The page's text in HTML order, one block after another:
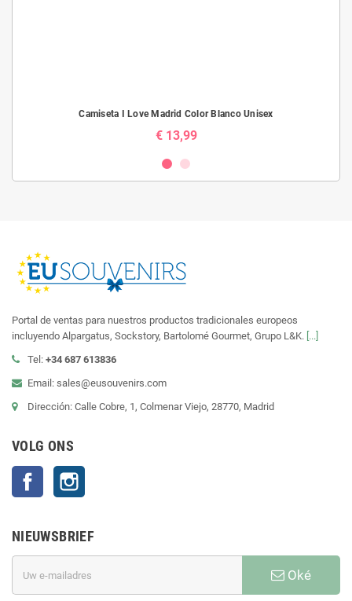
Camiseta I Love Madrid Color Blanco Unisex
€ 13,99
Portal de ventas para nuestros productos tradicionales europeos
incluyendo Alpargatus, Sockstory, Bartolomé Gourmet, Grupo L&K. [...]
Tel: +34 687 613836
Email: sales@eusouvenirs.com
Dirección: Calle Cobre, 1, Colmenar Viejo, 28770, Madrid
VOLG ONS
Facebook
NIEUWSBRIEF
Oké